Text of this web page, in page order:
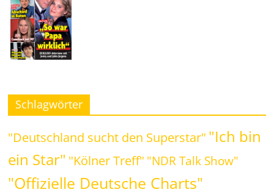
Schlagwörter
"Deutschland sucht den Superstar" "Ich bin
ein Star" "Kölner Treff" "NDR Talk Show"
"Offizielle Deutsche Charts"